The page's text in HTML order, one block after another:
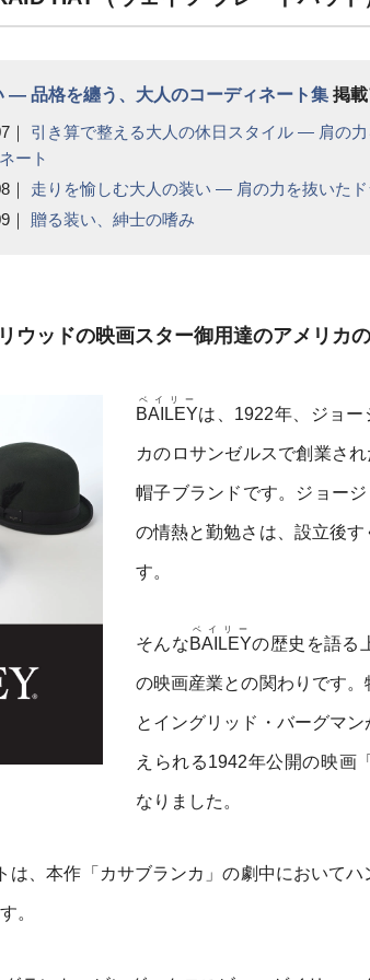
― 品格を纏う、大人のコーディネート集 掲
｜ 引き算で整える大人の休日スタイル ― 肩の
ート
｜ 走りを愉しむ大人の装い ― 肩の力を抜いた
｜ 贈る装い、紳士の嗜み
ウッドの映画スター御用達のアメリカ
BAILEY
ベイリー
は、1922年、ジョー
カのロサンゼルスで創業さ
帽子ブランドです。ジョー
の情熱と勤勉さは、設立後
す。
そんなBAILEY
ベイリー
の歴史を語る
の映画産業との関わりです
とイングリッド・バーグマ
えられる1942年公開の映画
なりました。
は、本作「カサブランカ」の劇中において
。